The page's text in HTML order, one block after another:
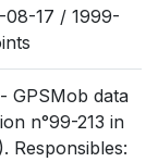
08-17 / 1999-
GPSMob data
n°99-213 in
Responsibles: